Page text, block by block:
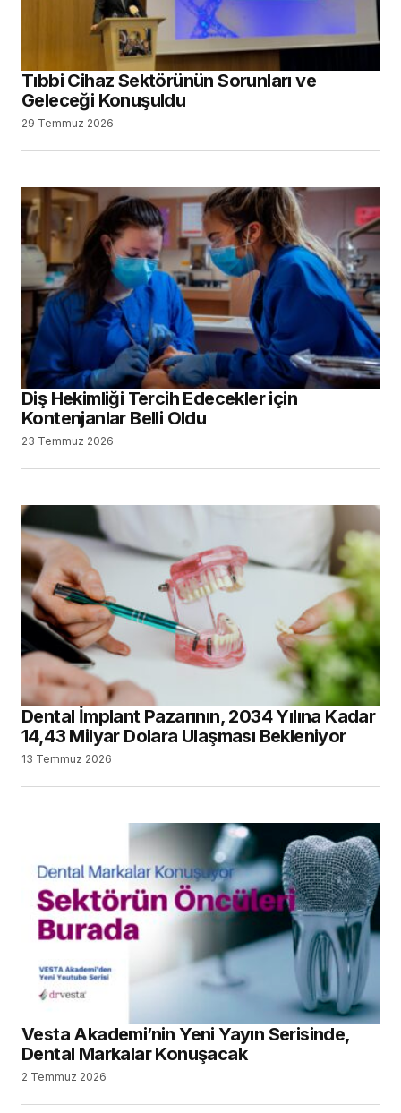
Tıbbi Cihaz Sektörünün Sorunları ve
Geleceği Konuşuldu
29 Temmuz 2026
Diş Hekimliği Tercih Edecekler için
Kontenjanlar Belli Oldu
23 Temmuz 2026
Dental İmplant Pazarının, 2034 Yılına Kadar
14,43 Milyar Dolara Ulaşması Bekleniyor
13 Temmuz 2026
Vesta Akademi’nin Yeni Yayın Serisinde,
Dental Markalar Konuşacak
2 Temmuz 2026